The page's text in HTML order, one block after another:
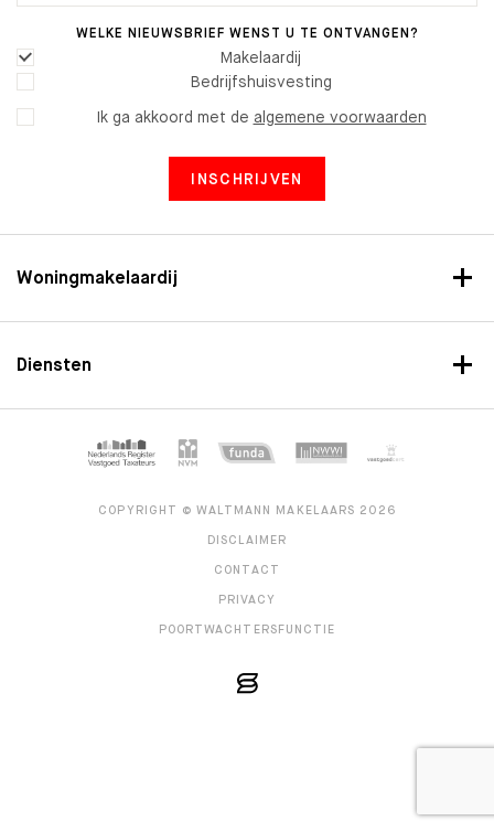
Woningmakelaardij
Diensten
WELKE NIEUWSBRIEF WENST U TE ONTVANGEN?
Makelaardij
Bedrijfshuisvesting
Ik ga akkoord met de algemene voorwaarden
INSCHRIJVEN
COPYRIGHT © WALTMANN MAKELAARS 2026
DISCLAIMER
CONTACT
PRIVACY
POORTWACHTERSFUNCTIE